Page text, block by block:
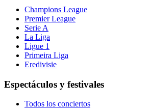
Champions League
Premier League
Serie A
La Liga
Ligue 1
Primeira Liga
Eredivisie
Espectáculos y festivales
Todos los conciertos